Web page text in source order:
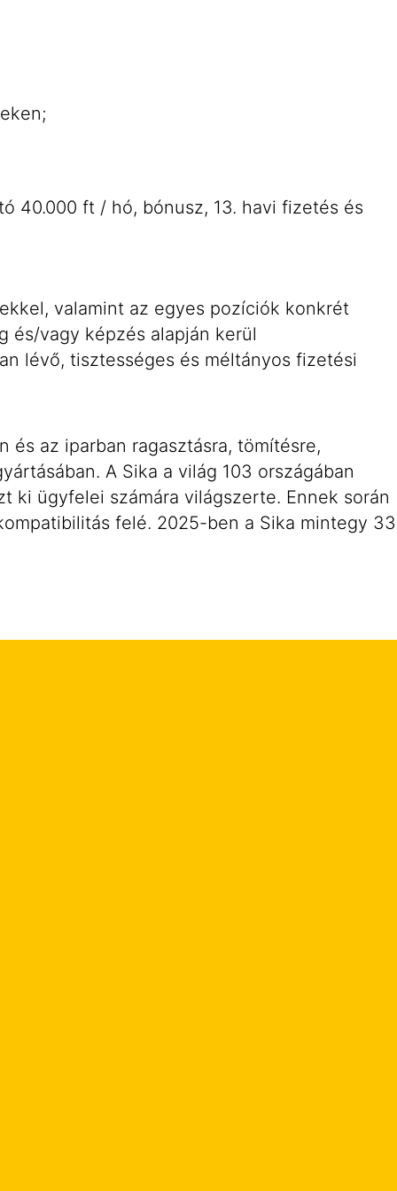
40.000 ft / hó, bónusz, 13. havi fizetés és
valamint az egyes pozíciók konkrét
és/vagy képzés alapján kerül
lévő, tisztességes és méltányos fizetési
az iparban ragasztásra, tömítésre,
A Sika a világ 103 országában
ügyfelei számára világszerte. Ennek során
felé. 2025-ben a Sika mintegy 33